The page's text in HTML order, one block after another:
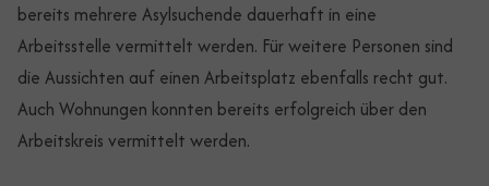
bereits mehrere Asylsuchende dauerhaft in eine
Arbeitsstelle vermittelt werden. Für weitere Personen sind
die Aussichten auf einen Arbeitsplatz ebenfalls recht gut.
Auch Wohnungen konnten bereits erfolgreich über den
Arbeitskreis vermittelt werden.